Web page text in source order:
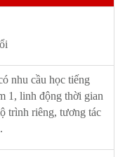
nhu cầu học tiếng
1, linh động thời gian
trình riêng, tương tác